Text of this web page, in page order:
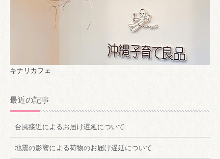
キナリカフェ
最近の記事
台風接近によるお届け遅延について
地震の影響による荷物のお届け遅延について